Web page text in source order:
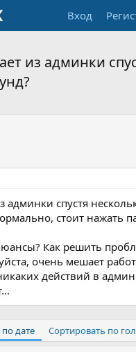
Вход
из админки
админки спустя
стоит нажать
Как решить
очень мешает
действий в
дате Сортировать по